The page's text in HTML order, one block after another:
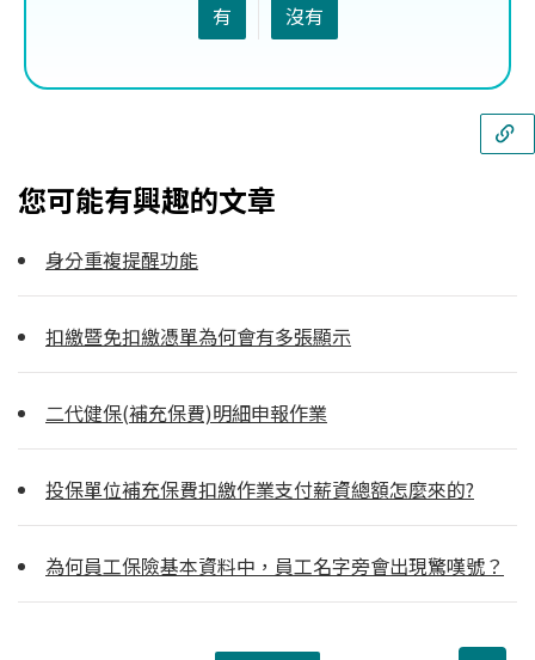
有 沒有
您可能有興趣的文章
身分重複提醒功能
扣繳暨免扣繳憑單為何會有多張顯示
二代健保(補充保費)明細申報作業
投保單位補充保費扣繳作業支付薪資總額怎麼來的?
為何員工保險基本資料中，員工名字旁會出現驚嘆號？